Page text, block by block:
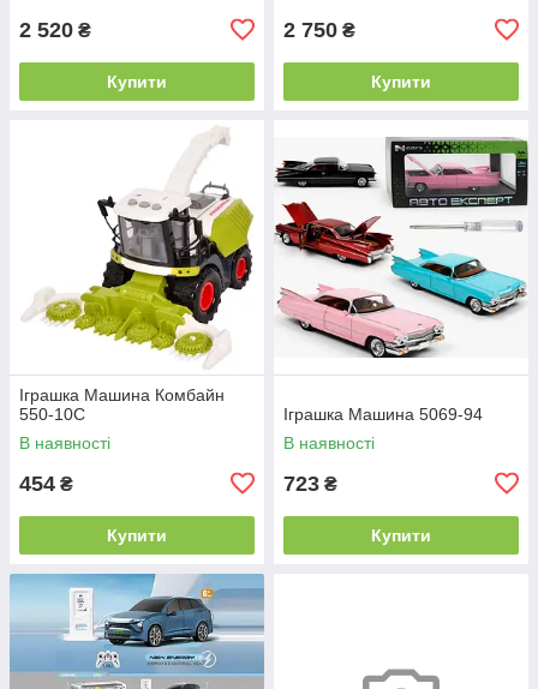
2 520 ₴
Купити
2 750 ₴
Купити
Іграшка Машина Комбайн
550-10С
В наявності
454 ₴
Купити
Іграшка Машина 5069-94
В наявності
723 ₴
Купити